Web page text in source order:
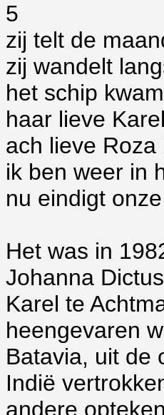
5
zij telt de
zij wandelt
het schip
haar lieve
ach lieve
ik ben weer in
nu eindigt
Het was in
Johanna
Karel te
heengevaren
Batavia, uit de
Indië
andere